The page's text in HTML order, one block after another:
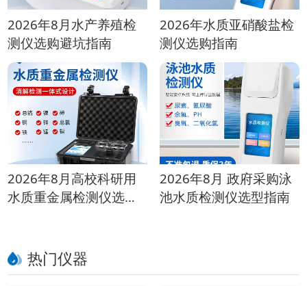
2026年8月水产养殖检
测仪选购避坑指南
2026年水质亚硝酸盐检
测仪选购指南
2026年8月高校科研用
水质重金属检测仪选购
2026年8月 政府采购泳
池水质检测仪选型指南
热门仪器